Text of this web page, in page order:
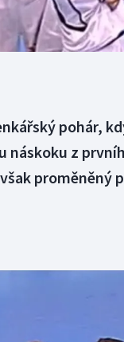
pohár,
náskoku z
proměněný